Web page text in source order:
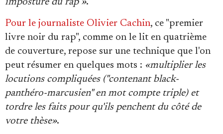
imposture du rap ».
Pour le journaliste Olivier Cachin, ce "premier
livre noir du rap", comme on le lit en quatrième
de couverture, repose sur une technique que l'on
peut résumer en quelques mots : «multiplier les
locutions compliquées ("contenant black-
panthéro-marcusien" en mot compte triple) et
tordre les faits pour qu'ils penchent du côté de
votre thèse».